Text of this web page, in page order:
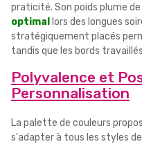
praticité. Son poids plume
optimal
lors des longues
stratégiquement placés
tandis que les bords
Polyvalence et
Personnalisation
La palette de couleurs
s'adapter à tous les styles de